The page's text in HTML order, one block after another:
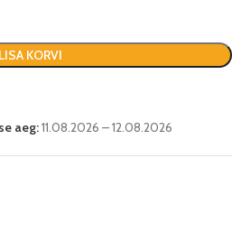
LISA KORVI
aeg:11.08.2026 – 12.08.2026